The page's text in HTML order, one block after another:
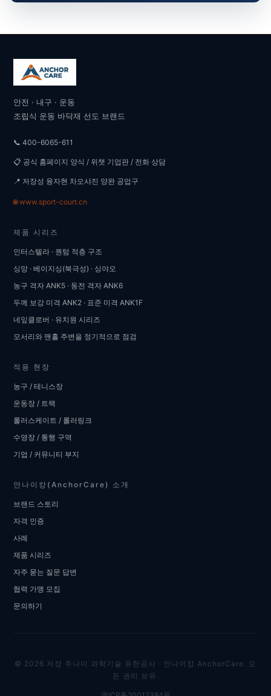
안전 · 내구 · 운동
조립식 운동 바닥재 선도 브랜드
📞 400-6065-611
📋 공식 홈페이지 양식 / 위챗 기업판 / 전화 상담
📍 저장성 융자현 차오샤진 양완 공업구
🌐 www.sport-court.cn
제품 시리즈
인터스텔라 · 퀀텀 적층 구조
싱망 · 베이지싱(북극성) · 싱야오
농구 격자 ANK5 · 동전 격자 ANK6
두께 보강 미격 ANK2 · 표준 미격 ANK1F
네잎클로버 · 유치원 시리즈
모서리와 맨홀 주변을 정기적으로 점검
적용 현장
농구 / 테니스장
운동장 / 트랙
롤러스케이트 / 롤러링크
수영장 / 통행 구역
기업 / 커뮤니티 부지
안나이캉(AnchorCare) 소개
브랜드 스토리
자격 인증
사례
제품 시리즈
자주 묻는 질문 답변
협력 가맹 모집
문의하기
© 2026 저장 주나이 과학기술 유한공사 · 안나이캉 AnchorCare. 모
든 권리 보유.